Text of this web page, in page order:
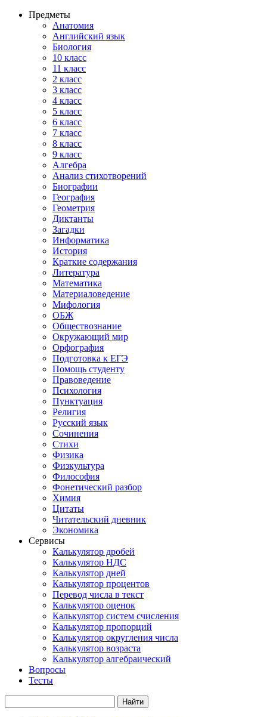
Предметы
Анатомия
Английский язык
Биология
10 класс
11 класс
2 класс
3 класс
4 класс
5 класс
6 класс
7 класс
8 класс
9 класс
Алгебра
Анализ стихотворений
Биографии
География
Геометрия
Диктанты
Загадки
Информатика
История
Краткие содержания
Литература
Математика
Материаловедение
Мифология
ОБЖ
Обществознание
Окружающий мир
Орфография
Подготовка к ЕГЭ
Помощь студенту
Правоведение
Психология
Пунктуация
Религия
Русский язык
Сочинения
Стихи
Физика
Физкультура
Философия
Фонетический разбор
Химия
Цитаты
Читательский дневник
Экономика
Сервисы
Калькулятор дробей
Калькулятор НДС
Калькулятор дней
Калькулятор процентов
Перевод числа в текст
Калькулятор оценок
Калькулятор систем счисления
Калькулятор пропорций
Калькулятор округления числа
Калькулятор возраста
Калькулятор алгебраический
Вопросы
Тесты
Найти